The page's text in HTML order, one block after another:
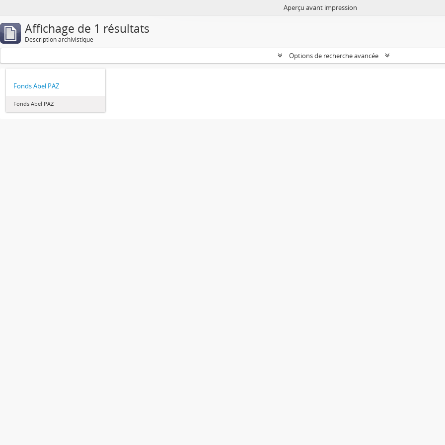
Aperçu avant impression
Affichage de 1 résultats
Description archivistique
Options de recherche avancée
Fonds Abel PAZ
Fonds Abel PAZ